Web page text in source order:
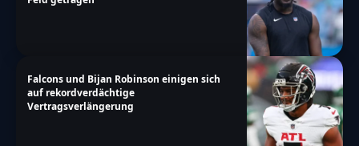
Falcons und Bijan Robinson einigen sich
auf rekordverdächtige
Vertragsverlängerung